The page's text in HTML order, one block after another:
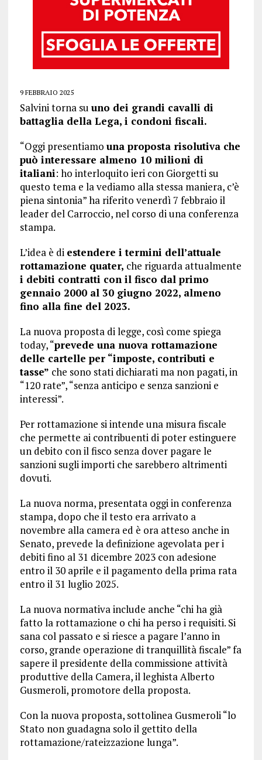
9 FEBBRAIO 2025
Salvini torna su uno dei grandi cavalli di
battaglia della Lega, i condoni fiscali.
“Oggi presentiamo una proposta risolutiva che
può interessare almeno 10 milioni di
italiani: ho interloquito ieri con Giorgetti su
questo tema e la vediamo alla stessa maniera, c’è
piena sintonia” ha riferito venerdì 7 febbraio il
leader del Carroccio, nel corso di una conferenza
stampa.
L’idea è di estendere i termini dell’attuale
rottamazione quater, che riguarda attualmente
i debiti contratti con il fisco dal primo
gennaio 2000 al 30 giugno 2022, almeno
fino alla fine del 2023.
La nuova proposta di legge, così come spiega
today, “prevede una nuova rottamazione
delle cartelle per “imposte, contributi e
tasse” che sono stati dichiarati ma non pagati, in
“120 rate”, “senza anticipo e senza sanzioni e
interessi”.
Per rottamazione si intende una misura fiscale
che permette ai contribuenti di poter estinguere
un debito con il fisco senza dover pagare le
sanzioni sugli importi che sarebbero altrimenti
dovuti.
La nuova norma, presentata oggi in conferenza
stampa, dopo che il testo era arrivato a
novembre alla camera ed è ora atteso anche in
Senato, prevede la definizione agevolata per i
debiti fino al 31 dicembre 2023 con adesione
entro il 30 aprile e il pagamento della prima rata
entro il 31 luglio 2025.
La nuova normativa include anche “chi ha già
fatto la rottamazione o chi ha perso i requisiti. Si
sana col passato e si riesce a pagare l’anno in
corso, grande operazione di tranquillità fiscale” fa
sapere il presidente della commissione attività
produttive della Camera, il leghista Alberto
Gusmeroli, promotore della proposta.
Con la nuova proposta, sottolinea Gusmeroli “lo
Stato non guadagna solo il gettito della
rottamazione/rateizzazione lunga”.